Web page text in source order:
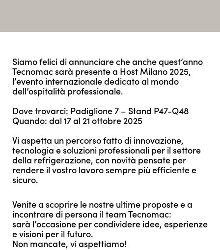
Siamo felici di annunciare che anche quest’anno
Tecnomac sarà presente a Host Milano 2025,
l’evento internazionale dedicato al mondo
dell’ospitalità professionale.
Dove trovarci: Padiglione 7 – Stand P47-Q48
Quando: dal 17 al 21 ottobre 2025
Vi aspetta un percorso fatto di innovazione,
tecnologia e soluzioni professionali per il settore
della refrigerazione, con novità pensate per
rendere il vostro lavoro sempre più efficiente e
sicuro.
Venite a scoprire le nostre ultime proposte e a
incontrare di persona il team Tecnomac:
sarà l’occasione per condividere idee, esperienze
e visioni per il futuro.
Non mancate, vi aspettiamo!